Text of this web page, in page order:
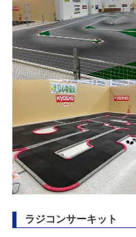
2022/06/17
タムタム札幌店プラモデル展
界戦機」
「札幌店2周年祭～タムフェ
2022/06/05
〈RC/イベント〉「T.D.R 2022
2022/05/02
2026/05/10(日)
カテゴリ：ラジコン
ありがとう50周年 創業50
2026/04/25(土)～2026/05/25(
カテゴリ：キャンペーン
NEW模型最前線2026～春の
2026/04/07(火)～2026/05/17(
カテゴリ：プラモデル
2026/03/29(日)
ラジコンサーキット